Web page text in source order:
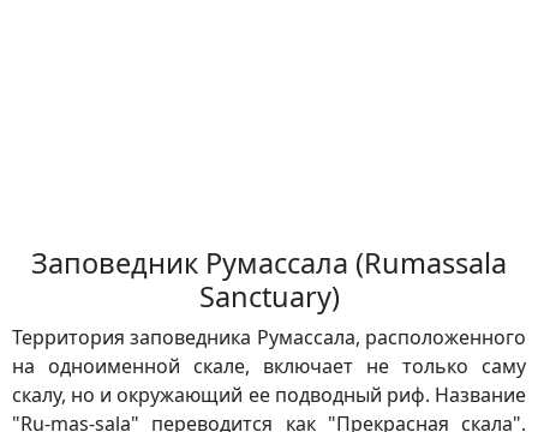
Заповедник Румассала (Rumassala
Sanctuary)
Территория заповедника Румассала, расположенного
на одноименной скале, включает не только саму
скалу, но и окружающий ее подводный риф. Название
"Ru-mas-sala" переводится как "Прекрасная скала".